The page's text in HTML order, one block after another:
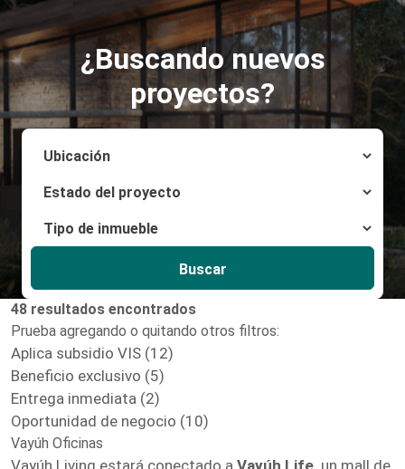
¿Buscando nuevos
proyectos?
Buscar
48 resultados encontrados
Prueba agregando o quitando otros filtros:
Aplica subsidio VIS (12)
Beneficio exclusivo (5)
Entrega inmediata (2)
Oportunidad de negocio (10)
Vayúh Oficinas
Vayúh Living estará conectado a Vayúh Life, un mall de